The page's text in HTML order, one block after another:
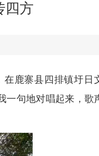
访谈
四方
鹿寨县四排镇圩日
一句地对唱起来，歌